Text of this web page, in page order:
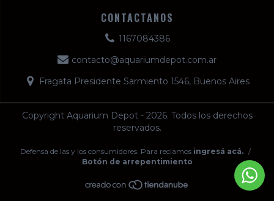
CONTACTANOS
1167084386
contacto@aquariumdepot.com.ar
Fragata Presidente Sarmiento 1546, Buenos Aires
Copyright Aquarium Depot - 2026. Todos los derechos
reservados.
Defensa de las y los consumidores. Para reclamos ingresá acá. /
Botón de arrepentimiento